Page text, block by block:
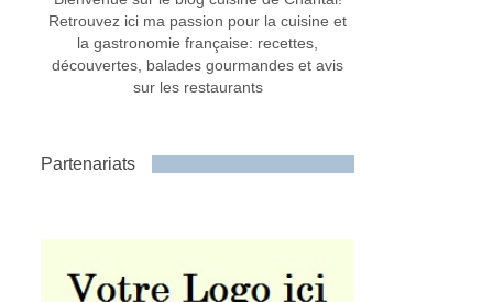
Retrouvez ici ma passion pour la cuisine et
la gastronomie française: recettes,
découvertes, balades gourmandes et avis
sur les restaurants
Partenariats